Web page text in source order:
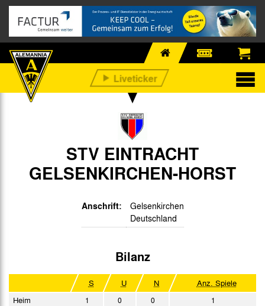
STV EINTRACHT
GELSENKIRCHEN-HORST
Anschrift:
Gelsenkirchen
Deutschland
Bilanz
S U N
Anz. Spiele
Heim
1 0 0 1